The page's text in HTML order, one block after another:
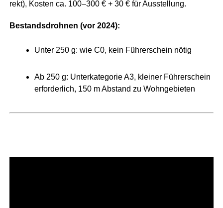
rekt), Kos­ten ca. 100–300 € + 30 € für Ausstellung.
Bestands­droh­nen (vor 2024):
Unter 250 g: wie C0, kein Füh­rer­schein nötig
Ab 250 g: Unter­ka­te­go­rie A3, klei­ner Füh­rer­schein
erfor­der­lich, 150 m Abstand zu Wohngebieten